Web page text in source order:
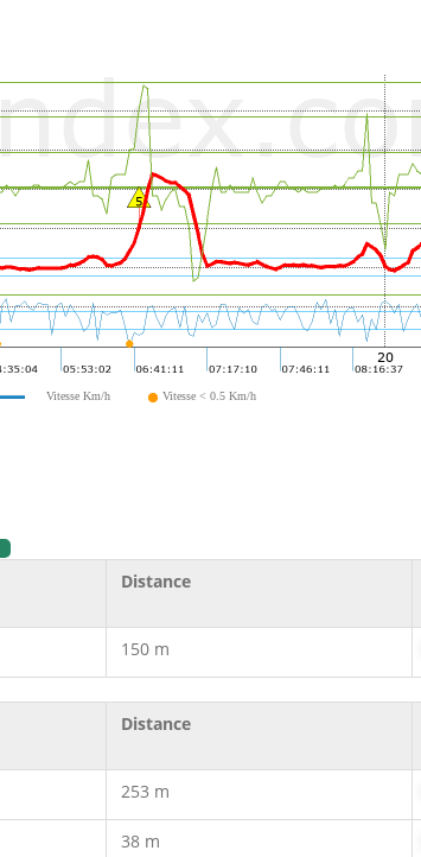
Vitesse Km/h Vitesse < 0.5 Km/h
Distance
150 m
Distance
253 m
38 m